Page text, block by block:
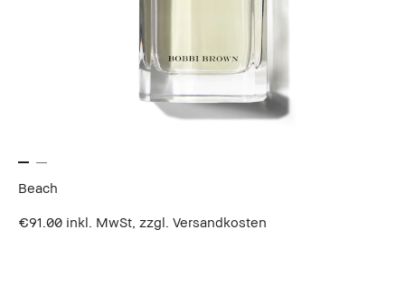
Beach
€91.00 inkl. MwSt, zzgl. Versandkosten